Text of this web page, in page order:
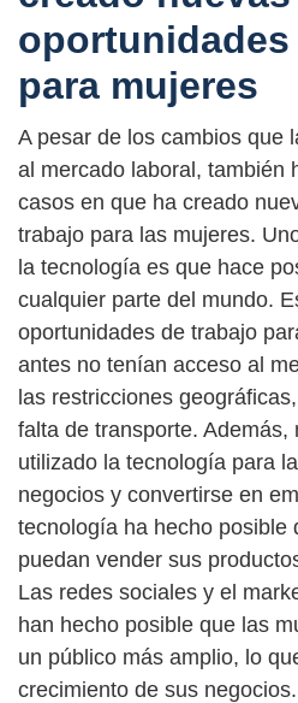
para mujeres
A pesar de los cambios que
al mercado laboral, también
casos en que ha creado
trabajo para las mujeres.
la tecnología es que hace
cualquier parte del mundo.
oportunidades de trabajo
antes no tenían acceso al
las restricciones
falta de transporte. Además,
utilizado la tecnología para
negocios y convertirse en
tecnología ha hecho posible
puedan vender sus
Las redes sociales y el
han hecho posible que las
un público más amplio, lo
crecimiento de sus negocios.